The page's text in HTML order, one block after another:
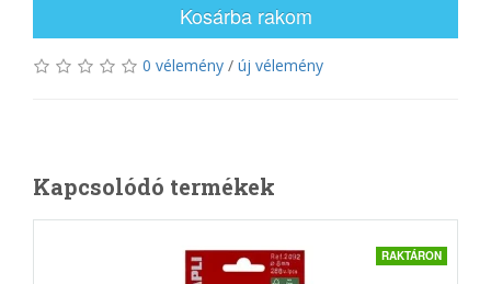
Kosárba rakom
0 vélemény / új vélemény
Kapcsolódó termékek
RAKTÁRON